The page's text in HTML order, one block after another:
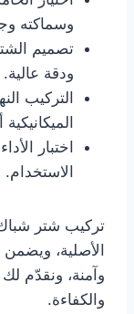
وسماكته
تصميم
ودقة عالية.
التركيب
الميكانيكية
اختبار
الاستخدام.
تركيب شتر
الأصلية، ويضمن
وآمنة، ونقدّم
والكفاءة.